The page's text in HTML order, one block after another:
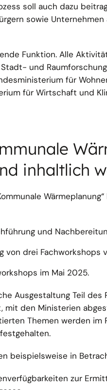
soll auch dazu
sowie
Funktion. Alle
und
für
für Wirtschaft und
inhaltlich
und
von drei
im Mai 2025.
Ausgestaltung Teil des
mit den Ministerien
Themen werden
beispielsweise in
zur